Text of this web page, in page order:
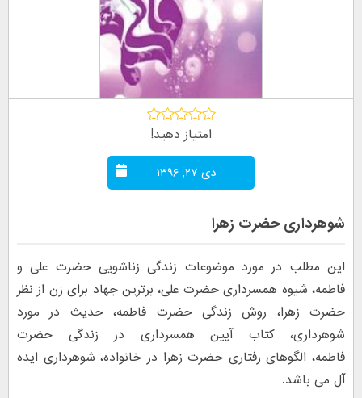
امتیاز دهید!
دی ۲۷, ۱۳۹۶
شوهرداری حضرت زهرا
این مطلب در مورد موضوعات زندگی زناشویی حضرت علی و
فاطمه، شیوه همسرداری حضرت علی، برترین جهاد برای زن از نظر
حضرت زهرا، روش زندگی حضرت فاطمه، حدیث در مورد
شوهرداری، کتاب آیین همسرداری در زندگی حضرت
فاطمه، الگوهای رفتاری حضرت زهرا در خانواده، شوهرداری ایده
آل می باشد.